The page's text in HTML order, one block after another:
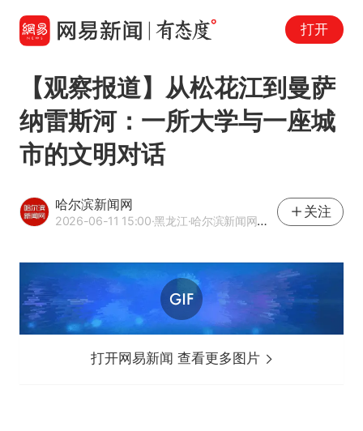
打开
【观察报道】从松花江到曼萨
纳雷斯河：一所大学与一座城
市的文明对话
哈尔滨新闻网
2026-06-11 15:00·黑龙江·哈尔滨新闻网官方网易号
关注
打开网易新闻 查看更多图片